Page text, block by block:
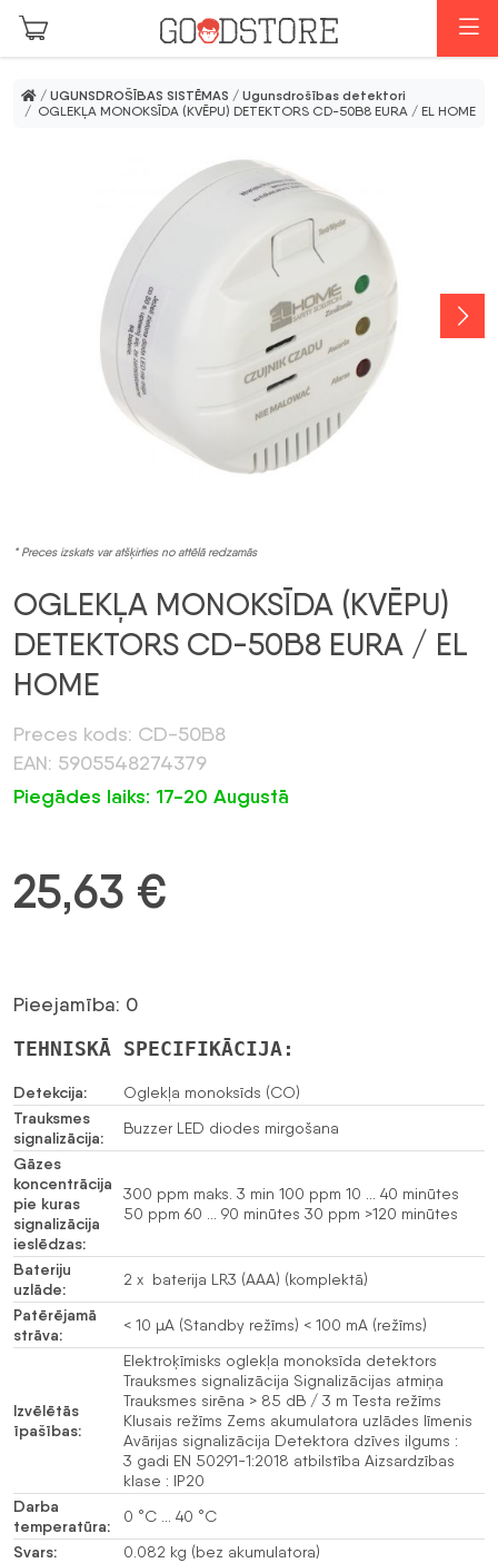
Skip to main content
/ UGUNSDROŠĪBAS SISTĒMAS / Ugunsdrošības detektori
/ OGLEKĻA MONOKSĪDA (KVĒPU) DETEKTORS CD-50B8 EURA / EL HOME
* Preces izskats var atšķirties no attēlā redzamās
OGLEKĻA MONOKSĪDA (KVĒPU)
DETEKTORS CD-50B8 EURA / EL
HOME
Preces kods: CD-50B8
EAN: 5905548274379
Piegādes laiks: 17-20 Augustā
25,63 €
Pieejamība: 0
TEHNISKĀ SPECIFIKĀCIJA:
Detekcija: Oglekļa monoksīds (CO)
Trauksmes
signalizācija:
Buzzer LED diodes mirgošana
Gāzes
koncentrācija
pie kuras
signalizācija
ieslēdzas:
300 ppm maks. 3 min 100 ppm 10 … 40 minūtes
50 ppm 60 … 90 minūtes 30 ppm >120 minūtes
Bateriju
uzlāde:
2 x baterija LR3 (AAA) (komplektā)
Patērējamā
strāva:
< 10 µA (Standby režīms) < 100 mA (režīms)
Izvēlētās
īpašības:
Elektroķīmisks oglekļa monoksīda detektors
Trauksmes signalizācija Signalizācijas atmiņa
Trauksmes sirēna > 85 dB / 3 m Testa režīms
Klusais režīms Zems akumulatora uzlādes līmenis
Avārijas signalizācija Detektora dzīves ilgums :
3 gadi EN 50291-1:2018 atbilstība Aizsardzības
klase : IP20
Darba
temperatūra:
0 °C … 40 °C
Svars: 0.082 kg (bez akumulatora)